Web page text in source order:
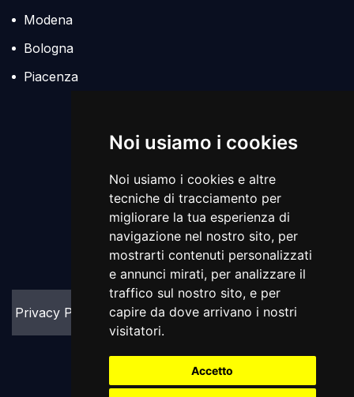
Noi usiamo i cookies
Noi usiamo i cookies e altre
tecniche di tracciamento per
migliorare la tua esperienza di
navigazione nel nostro sito, per
mostrarti contenuti personalizzati
e annunci mirati, per analizzare il
traffico sul nostro sito, e per
capire da dove arrivano i nostri
visitatori.
Accetto
Modena
Bologna
Piacenza
Privacy Policy Cookie Policy